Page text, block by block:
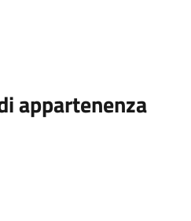
appartenenza